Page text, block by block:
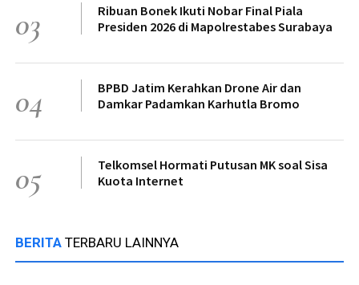
03
Ribuan Bonek Ikuti Nobar Final Piala
Presiden 2026 di Mapolrestabes Surabaya
04
BPBD Jatim Kerahkan Drone Air dan
Damkar Padamkan Karhutla Bromo
05
Telkomsel Hormati Putusan MK soal Sisa
Kuota Internet
BERITA TERBARU LAINNYA